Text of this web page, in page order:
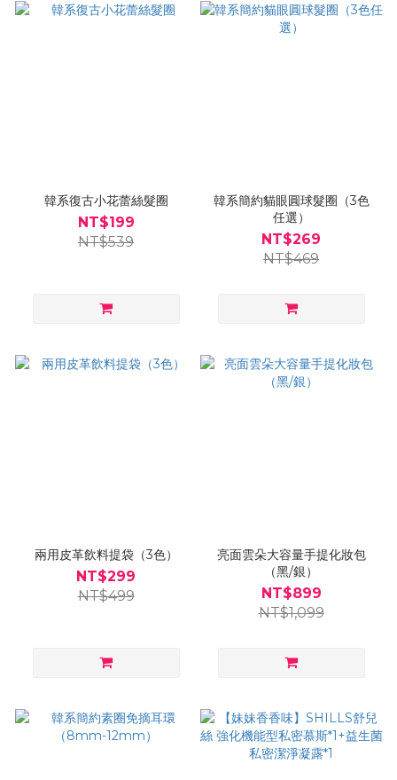
韓系復古小花蕾絲髮圈
NT$199
NT$539
韓系簡約貓眼圓球髮圈（3色
任選）
NT$269
NT$469
兩用皮革飲料提袋（3色）
NT$299
NT$499
亮面雲朵大容量手提化妝包
（黑/銀）
NT$899
NT$1,099